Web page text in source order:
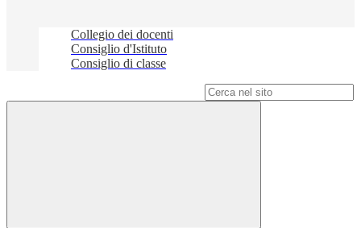
Collegio dei docenti
Consiglio d'Istituto
Consiglio di classe